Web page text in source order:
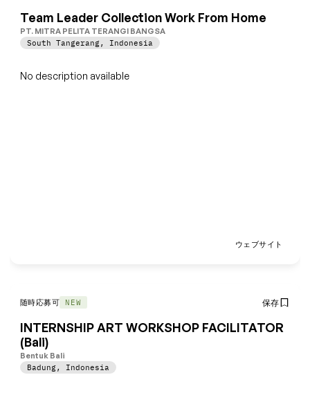
Team Leader Collection Work From Home
PT. MITRA PELITA TERANGI BANGSA
South Tangerang, Indonesia
No description available
ウェブサイト
随時応募可 NEW 保存
INTERNSHIP ART WORKSHOP FACILITATOR
(Bali)
Bentuk Bali
Badung, Indonesia